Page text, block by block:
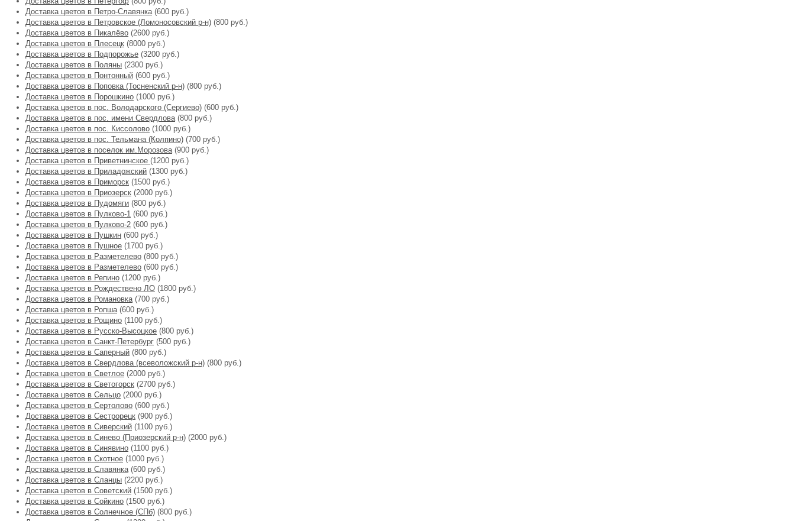
Доставка цветов в Петро-Славянка(600 руб.)
Доставка цветов в Петровское (Ломоносовский р-н) (800 руб.)
Доставка цветов в Пикалёво (2600 руб.)
Доставка цветов в Плесецк (8000 руб.)
Доставка цветов в Подпорожье (3200 руб.)
Доставка цветов в Поляны (2300 руб.)
Доставка цветов в Понтонный (600 руб.)
Доставка цветов в Поповка (Тосненский р-н) (800 руб.)
Доставка цветов в Порошкино (1000 руб.)
Доставка цветов в пос. Володарского (Сергиево) (600 руб.)
Доставка цветов в пос. имени Свердлова(800 руб.)
Доставка цветов в пос. Киссолово (1000 руб.)
Доставка цветов в пос. Тельмана (Колпино) (700 руб.)
Доставка цветов в поселок им.Морозова(900 руб.)
Доставка цветов в Приветнинское (1200 руб.)
Доставка цветов в Приладожский (1300 руб.)
Доставка цветов в Приморск (1500 руб.)
Доставка цветов в Приозерск (2000 руб.)
Доставка цветов в Пудомяги (800 руб.)
Доставка цветов в Пулково-1 (600 руб.)
Доставка цветов в Пулково-2 (600 руб.)
Доставка цветов в Пушкин (600 руб.)
Доставка цветов в Пушное (1700 руб.)
Доставка цветов в Разметелево (800 руб.)
Доставка цветов в Разметелево (600 руб.)
Доставка цветов в Репино (1200 руб.)
Доставка цветов в Рождествено ЛО (1800 руб.)
Доставка цветов в Романовка(700 руб.)
Доставка цветов в Ропша(600 руб.)
Доставка цветов в Рощино (1100 руб.)
Доставка цветов в Русско-Высоцкое (800 руб.)
Доставка цветов в Санкт-Петербург (500 руб.)
Доставка цветов в Саперный (800 руб.)
Доставка цветов в Свердлова (всеволожский р-н) (800 руб.)
Доставка цветов в Светлое (2000 руб.)
Доставка цветов в Светогорск (2700 руб.)
Доставка цветов в Сельцо (2000 руб.)
Доставка цветов в Сертолово (600 руб.)
Доставка цветов в Сестрорецк (900 руб.)
Доставка цветов в Сиверский (1100 руб.)
Доставка цветов в Синево (Приозерский р-н) (2000 руб.)
Доставка цветов в Синявино (1100 руб.)
Доставка цветов в Скотное (1000 руб.)
Доставка цветов в Славянка(600 руб.)
Доставка цветов в Сланцы (2200 руб.)
Доставка цветов в Советский (1500 руб.)
Доставка цветов в Сойкино (1500 руб.)
Доставка цветов в Солнечное (СПб) (800 руб.)